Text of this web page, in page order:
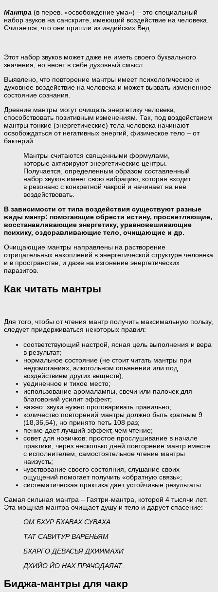
Мантра (в перев. «освобождение ума») – это специальный
набор звуков на санскрите, имеющий воздействие на человека.
Считается, что они пришли из индийских Вед.
Этот набор звуков может даже не иметь своего буквального
значения, но несет в себе духовный смысл.
Выявлено, что повторение мантры имеет психологическое и
духовное воздействие на человека и может вызвать измененное
состояние сознания.
Древние мантры могут очищать энергетику человека,
способствовать позитивным изменениям. Так, под воздействием
мантры тонкие (энергетические) тела человека начинают
освобождаться от негативных энергий, физическое тело – от
бактерий.
Мантры считаются священными формулами,
которые активируют энергетические центры.
Получается, определенным образом составленный
набор звуков имеет свою вибрацию, которая входит
в резонанс с конкретной чакрой и начинает на нее
воздействовать.
В зависимости от типа воздействия существуют разные
виды мантр: помогающие обрести истину, просветляющие,
восстанавливающие энергетику, уравновешивающие
психику, оздоравливающие тело, очищающие и др.
Очищающие мантры направлены на растворение
отрицательных накоплений в энергетической структуре человека
и в пространстве, и даже на изгонение энергетических
паразитов.
Как читать мантры
Для того, чтобы от чтения мантр получить максимальную пользу,
следует придерживаться некоторых правил:
соответствующий настрой, ясная цель выполнения и вера
в результат;
нормальное состояние (не стоит читать мантры при
недомоганиях, алкогольном опьянении или под
воздействием других веществ);
уединенное и тихое место;
использование аромалампы, свечи или палочек для
благовоний усилит эффект;
важно: звуки нужно проговаривать правильно;
количество повторений мантры должно быть кратным 9
(18,36,54), но принято петь 108 раз;
пение дает лучший эффект, чем чтение;
совет для новичков: простое прослушивание в начале
практики, через несколько дней повторение мантр вместе
с исполнителем, самостоятельное чтение мантры
наизусть;
чувствование своего состояния, слушание своих
ощущений помогает получить «обратную связь»;
систематическая практика дает устойчивые результаты.
Самая сильная мантра – Гаятри-мантра, которой 4 тысячи лет.
Эта мощная мантра очищает душу и тело и дарует спасение:
ОМ БХУР БХАВАХ СУВАХА
ТАТ САВИТУР ВАРЕНЬЯМ
БХАРГО ДЕВАСЬЯ ДХИИМАХИ
ДХИЙО ЙО НАХ ПРАЧОДАЯАТ.
Биджа-мантры для чакр